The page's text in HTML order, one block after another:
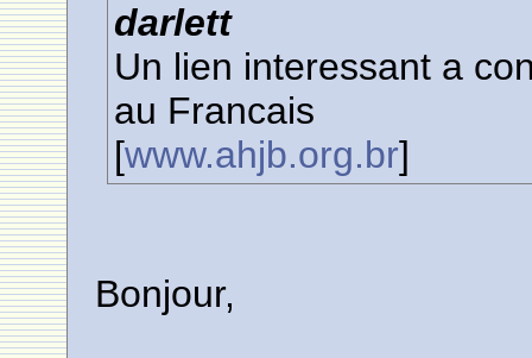
darlett
Un lien interessant a
au Francais
[www.ahjb.org.br]
Bonjour,